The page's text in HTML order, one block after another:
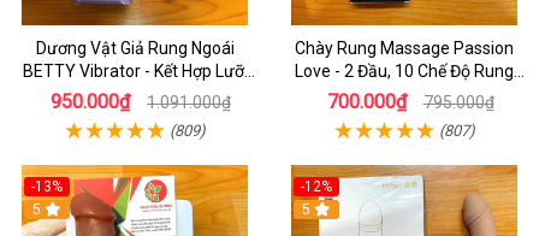
Dương Vật Giả Rung Ngoái
BETTY Vibrator - Kết Hợp Lưỡi
Liếm 2 Đầu Và Toả Nhiệt
950.000₫ 1.091.000₫
(809)
Chày Rung Massage Passion
Love - 2 Đầu, 10 Chế Độ Rung
Cực Mạnh
700.000₫ 795.000₫
(807)
-13%
5
-12%
5